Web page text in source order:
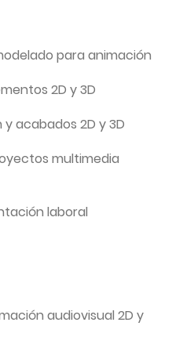
para animación
2D y 3D
acabados 2D y 3D
multimedia
laboral
audiovisual 2D y